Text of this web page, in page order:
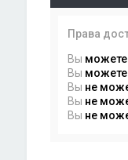
Права
Вы можете
Вы можете
Вы не
Вы не
Вы не